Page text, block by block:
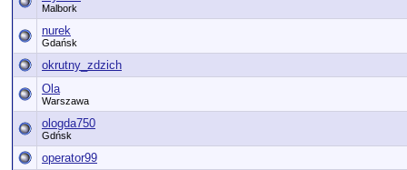
Malbork
nurek
Gdańsk
okrutny_zdzich
Ola
Warszawa
ologda750
Gdńsk
operator99